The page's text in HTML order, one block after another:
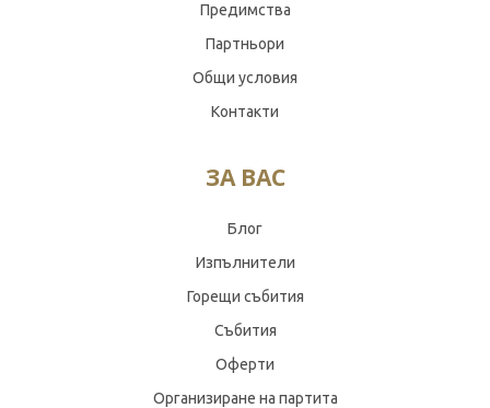
Предимства
Партньори
Общи условия
Контакти
ЗА ВАС
Блог
Изпълнители
Горещи събития
Събития
Оферти
Организиране на партита